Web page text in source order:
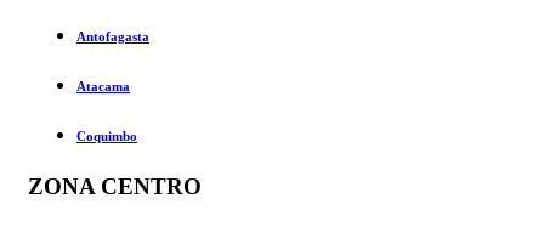
Antofagasta
Atacama
Coquimbo
ZONA CENTRO